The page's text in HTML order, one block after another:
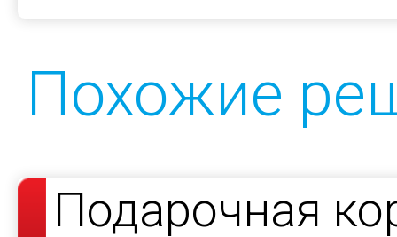
Похожие
Подарочная